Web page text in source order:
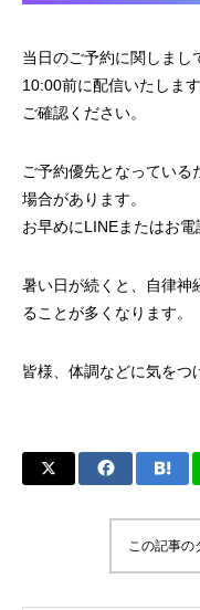
当日のご予約に関しま
10:00前に配信いたします
ご確認ください。
ご予約優先となっている
場合があります。
お早めにLINEまたはお電
暑い日が続くと、自律神
ることが多くなります。
皆様、体調などに気をつ
この記事の